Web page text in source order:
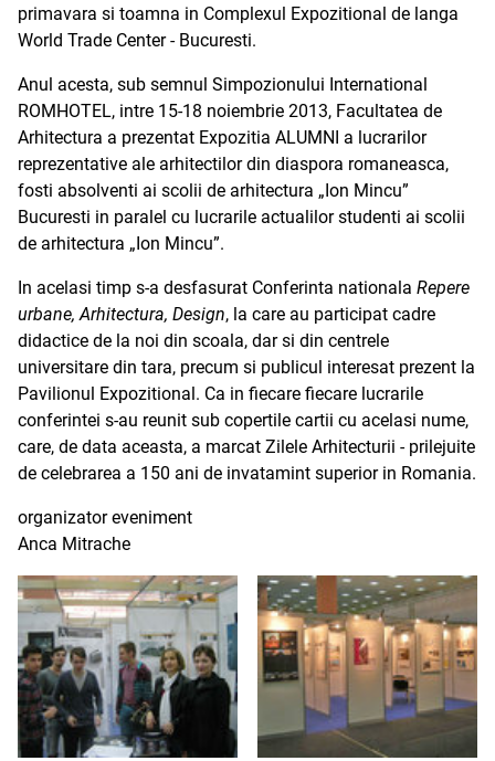
primavara si toamna in Complexul Expozitional de langa
World Trade Center - Bucuresti.
Anul acesta, sub semnul Simpozionului International
ROMHOTEL, intre 15-18 noiembrie 2013, Facultatea de
Arhitectura a prezentat Expozitia ALUMNI a lucrarilor
reprezentative ale arhitectilor din diaspora romaneasca,
fosti absolventi ai scolii de arhitectura „Ion Mincu”
Bucuresti in paralel cu lucrarile actualilor studenti ai scolii
de arhitectura „Ion Mincu”.
In acelasi timp s-a desfasurat Conferinta nationala Repere
urbane, Arhitectura, Design, la care au participat cadre
didactice de la noi din scoala, dar si din centrele
universitare din tara, precum si publicul interesat prezent la
Pavilionul Expozitional. Ca in fiecare fiecare lucrarile
conferintei s-au reunit sub copertile cartii cu acelasi nume,
care, de data aceasta, a marcat Zilele Arhitecturii - prilejuite
de celebrarea a 150 ani de invatamint superior in Romania.
organizator eveniment
Anca Mitrache